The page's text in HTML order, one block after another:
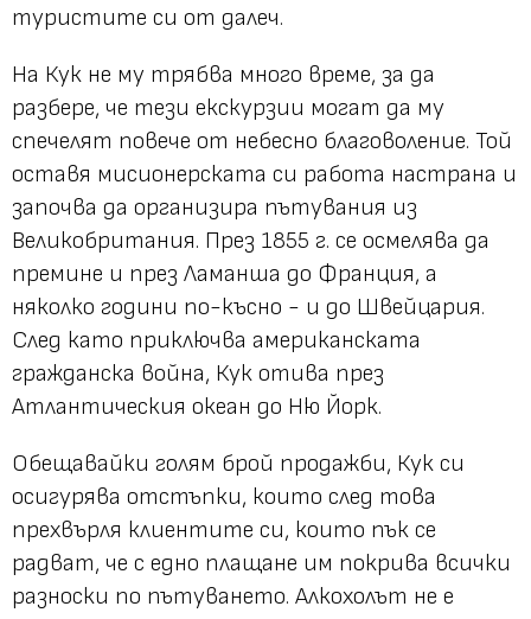
туристите си от далеч.
На Кук не му трябва много време, за да
разбере, че тези екскурзии могат да му
спечелят повече от небесно благоволение. Той
оставя мисионерската си работа настрана и
започва да организира пътувания из
Великобритания. През 1855 г. се осмелява да
премине и през Ламанша до Франция, а
няколко години по-късно - и до Швейцария.
След като приключва американската
гражданска война, Кук отива през
Атлантическия океан до Ню Йорк.
Обещавайки голям брой продажби, Кук си
осигурява отстъпки, които след това
прехвърля клиентите си, които пък се
радват, че с едно плащане им покрива всички
разноски по пътуването. Алкохолът не е